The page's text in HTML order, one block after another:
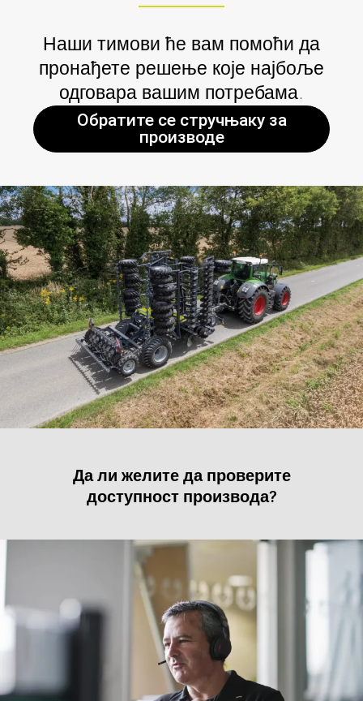
Наши тимови ће вам помоћи да
пронађете решење које најбоље
одговара вашим потребама.
Обратите се стручњаку за
производе
Да ли желите да проверите
доступност производа?